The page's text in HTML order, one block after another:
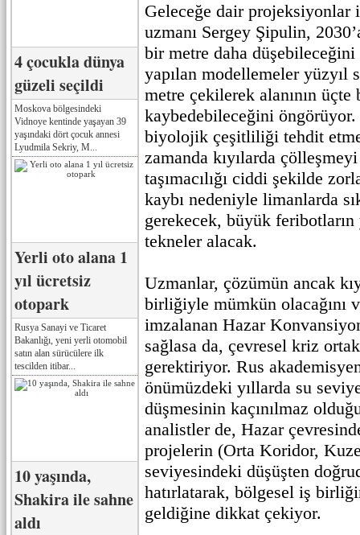
4 çocukla dünya
güzeli seçildi
Moskova bölgesindeki
Vidnoye kentinde yaşayan 39
yaşındaki dört çocuk annesi
Lyudmila Sekriy, M...
Yerli oto alana 1
yıl ücretsiz
otopark
Rusya Sanayi ve Ticaret
Bakanlığı, yeni yerli otomobil
satın alan sürücülere ilk
tescilden itibar...
10 yaşında,
Shakira ile sahne
aldı
Geleceğe dair projeksiyonlar
uzmanı Sergey Şipulin,
bir metre daha
yapılan modellemeler yüzyıl
metre çekilerek alanının
kaybedebileceğini
biyolojik çeşitliliği tehdit
zamanda kıyılarda
taşımacılığı ciddi şekilde
kaybı nedeniyle limanlarda
gerekecek, büyük
tekneler alacak.
Uzmanlar, çözümün ancak
birliğiyle mümkün olacağını
imzalanan Hazar
sağlasa da, çevresel kriz
gerektiriyor. Rus
önümüzdeki yıllarda su
düşmesinin kaçınılmaz
analistler de, Hazar
projelerin (Orta Koridor,
seviyesindeki düşüşten
hatırlatarak, bölgesel iş
geldiğine dikkat çekiyor.